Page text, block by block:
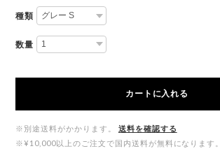
種類
数量
カートに入れる
※別途送料がかかります。
送料を確認する
※¥10,000以上のご注文で国内送料が無料になります。